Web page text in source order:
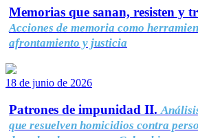
Memorias que sanan, resisten y
Acciones de memoria como
afrontamiento y justicia
18 de junio de 2026
Patrones de impunidad II.
que resuelven homicidios contra